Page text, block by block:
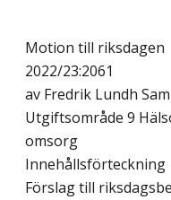
Motion till riksdagen
2022/23:2061
av Fredrik Lundh
Utgiftsområde 9
omsorg
Innehållsförteckning
Förslag till